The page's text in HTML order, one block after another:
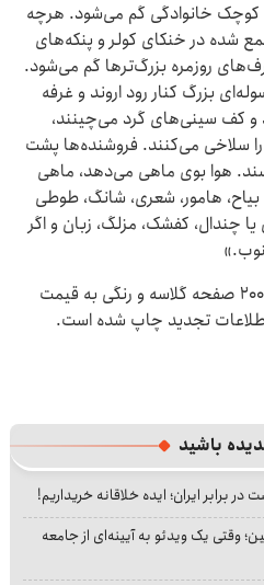
کوچک خانوادگی گم می‌شود. هرچه
شده در خنکای کولر و پنکه‌های
روزمره بزرگ‌ترها گم می‌شود.
بزرگ کنار رود اروند و غرفه
و کف سینی‌های گرد می‌چینند،
سلاخی می‌کنند. فروشنده‌ها پشت
هوا بوی ماهی می‌دهد، ماهی
بیاح، هامور، شعری، شانگ، طوطی
چندال، کفشک، مزلگ، زبان و اگر
کتاب «محصول کشور آبادان» در 200 صفحه گلاسه و رنگی به قیمت
باشید
برابر ایران؛ ایده خلاقانه خریداریم!
وقتی یک ویدئو به آیینه‌ای از جامعه